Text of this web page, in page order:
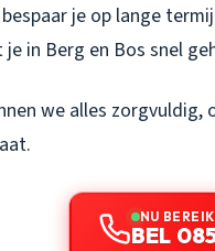
je op lange
in Berg en Bos snel
we alles
NU
BEL